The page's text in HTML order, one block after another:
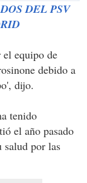
DEL PSV
el equipo de
debido a
dijo.
tenido
el año pasado
salud por las